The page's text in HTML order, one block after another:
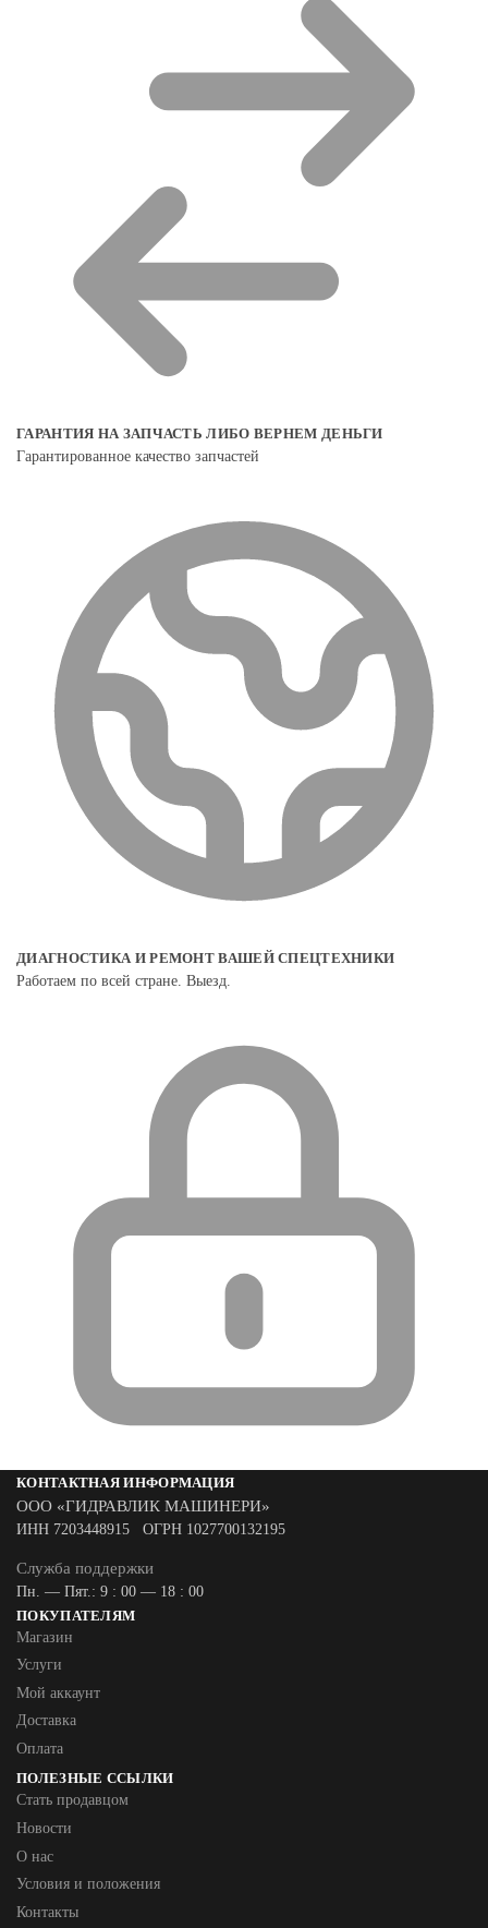
ГАРАНТИЯ НА ЗАПЧАСТЬ ЛИБО ВЕРНЕМ ДЕНЬГИ
Гарантированное качество запчастей
ДИАГНОСТИКА И РЕМОНТ ВАШЕЙ СПЕЦТЕХНИКИ
Работаем по всей стране. Выезд.
КОНТАКТНАЯ ИНФОРМАЦИЯ
ООО «ГИДРАВЛИК МАШИНЕРИ»
ИНН 7203448915 ОГРН 1027700132195
Служба поддержки
Пн. — Пят.: 9 : 00 — 18 : 00
ПОКУПАТЕЛЯМ
Магазин
Услуги
Мой аккаунт
Доставка
Оплата
ПОЛЕЗНЫЕ ССЫЛКИ
Стать продавцом
Новости
О нас
Условия и положения
Контакты